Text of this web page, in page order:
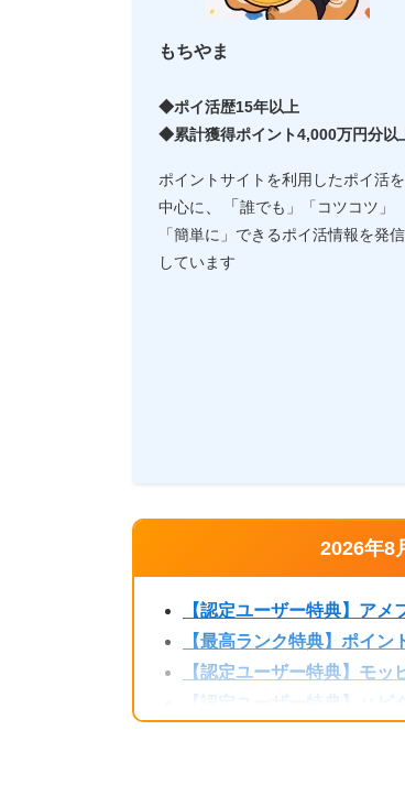
もちやま
◆ポイ活歴15年以上
◆累計獲得ポイント4,000万円分以
ポイントサイトを利用したポイ活を
中心に、「 誰でも」「コツコツ」
「簡単に」できるポイ活情報を発信
しています
2026年8
【認定ユーザー特典】ア
【最高ランク特典】ポイ
【認定ユーザー特典】モ
【認定ユーザー特典】ハ